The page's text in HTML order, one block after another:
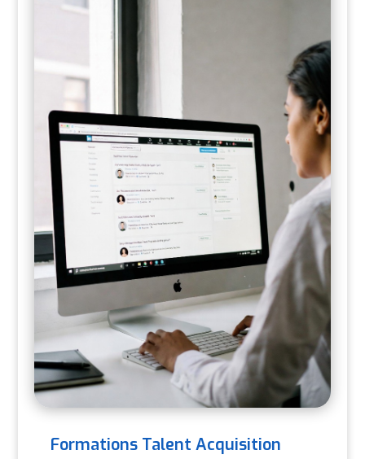
Formations Talent Acquisition